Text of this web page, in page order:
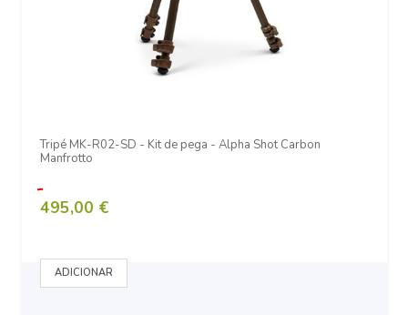
Tripé MK-R02-SD - Kit de pega - Alpha Shot Carbon
Manfrotto
495,00 €